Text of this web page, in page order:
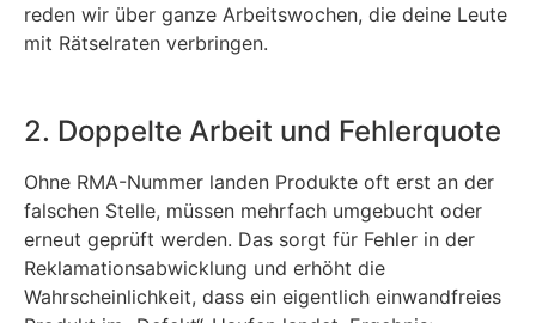
reden wir über ganze Arbeitswochen, die deine Leute
mit Rätselraten verbringen.
2. Doppelte Arbeit und Fehlerquote
Ohne RMA-Nummer landen Produkte oft erst an der
falschen Stelle, müssen mehrfach umgebucht oder
erneut geprüft werden. Das sorgt für Fehler in der
Reklamationsabwicklung und erhöht die
Wahrscheinlichkeit, dass ein eigentlich einwandfreies